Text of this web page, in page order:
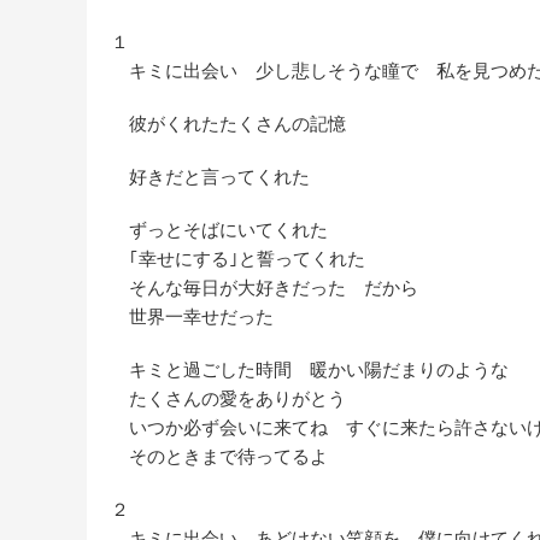
１
キミに出会い 少し悲しそうな瞳で 私を見つめ
彼がくれたたくさんの記憶
好きだと言ってくれた
ずっとそばにいてくれた
｢幸せにする｣と誓ってくれた
そんな毎日が大好きだった だから
世界一幸せだった
キミと過ごした時間 暖かい陽だまりのような
たくさんの愛をありがとう
いつか必ず会いに来てね すぐに来たら許さない
そのときまで待ってるよ
２